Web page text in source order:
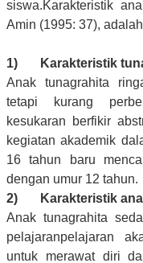
siswa.Karakteristik
Amin (1995: 37),
1) Karakteristik
Anak tunagrahita
tetapi kurang
kesukaran berfikir
kegiatan akademik
16 tahun baru
dengan umur 12 tahun.
2) Karakteristik
Anak tunagrahita
pelajaranpelajaran
untuk merawat diri